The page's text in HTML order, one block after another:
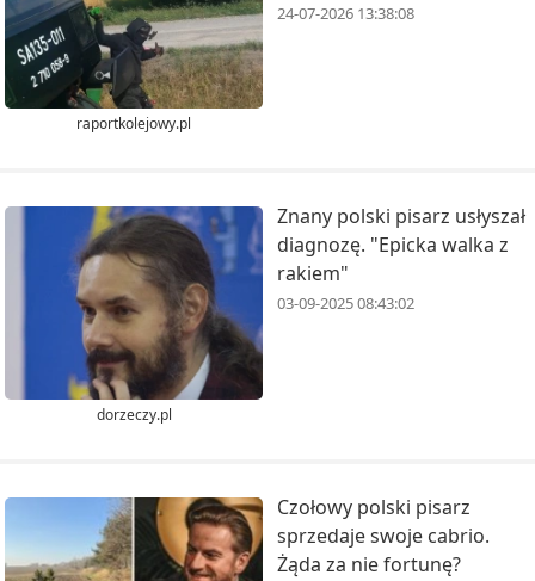
raportkolejowy.pl
24-07-2026 13:38:08
dorzeczy.pl
Znany polski pisarz usłyszał
diagnozę. "Epicka walka z
rakiem"
03-09-2025 08:43:02
Czołowy polski pisarz
sprzedaje swoje cabrio.
Żąda za nie fortunę?